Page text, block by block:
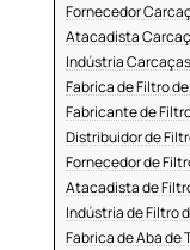
Fornecedor
Atacadista
Indústria
Fabrica de Filtro
Fabricante de
Distribuidor de
Fornecedor de
Atacadista de
Indústria de Filtro
Fabrica de Aba de